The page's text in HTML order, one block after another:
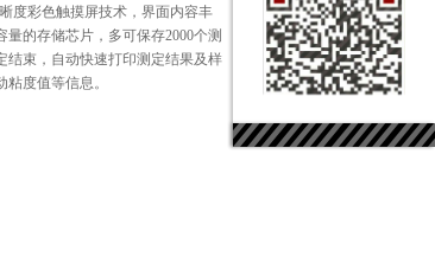
度彩色触摸屏技术，界面内容丰
的存储芯片，多可保存2000个测
结束，自动快速打印测定结果及样
度值等信息。